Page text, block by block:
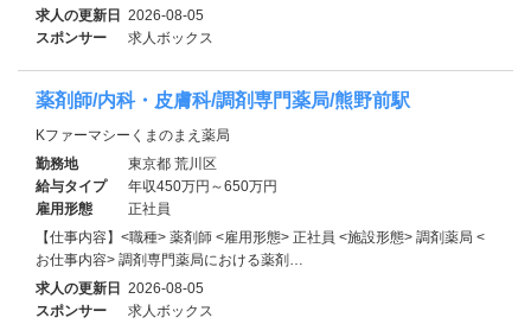
求人の更新日
2026-08-05
スポンサー
求人ボックス
薬剤師/内科・皮膚科/調剤専門薬局/熊野前駅
Kファーマシーくまのまえ薬局
勤務地
東京都 荒川区
給与タイプ
年収450万円～650万円
雇用形態
正社員
【仕事内容】<職種> 薬剤師 <雇用形態> 正社員 <施設形態> 調剤薬局 <
お仕事内容> 調剤専門薬局における薬剤…
求人の更新日
2026-08-05
スポンサー
求人ボックス